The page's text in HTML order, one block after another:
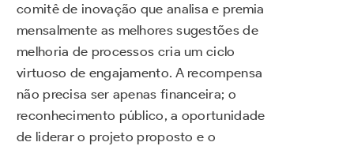
comitê de inovação que analisa e premia
mensalmente as melhores sugestões de
melhoria de processos cria um ciclo
virtuoso de engajamento. A recompensa
não precisa ser apenas financeira; o
reconhecimento público, a oportunidade
de liderar o projeto proposto e o